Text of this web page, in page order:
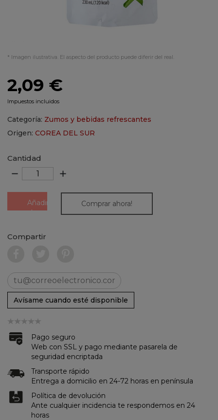
* Imagen ilustrativa. El aspecto del producto puede diferir del real.
2,09 €
Impuestos incluidos
Categoría: Zumos y bebidas refrescantes
Origen: COREA DEL SUR
Cantidad
remove add
Añadir
al
Comprar ahora!
Compartir
Avísame cuando esté disponible
Pago seguro
Web con SSL y pago mediante pasarela de
seguridad encriptada
Transporte rápido
Entrega a domicilio en 24-72 horas en península
Política de devolución
Ante cualquier incidencia te respondemos en 24
horas